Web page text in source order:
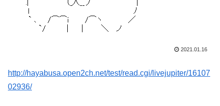
2021.01.16
http://hayabusa.open2ch.net/test/read.cgi/livejupiter/16107
02936/